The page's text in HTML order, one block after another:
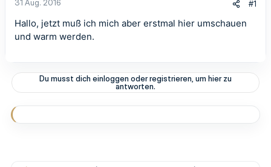
31 Aug. 2016 #1
Hallo, jetzt muß ich mich aber erstmal hier umschauen
und warm werden.
Du musst dich einloggen oder registrieren, um hier zu
antworten.